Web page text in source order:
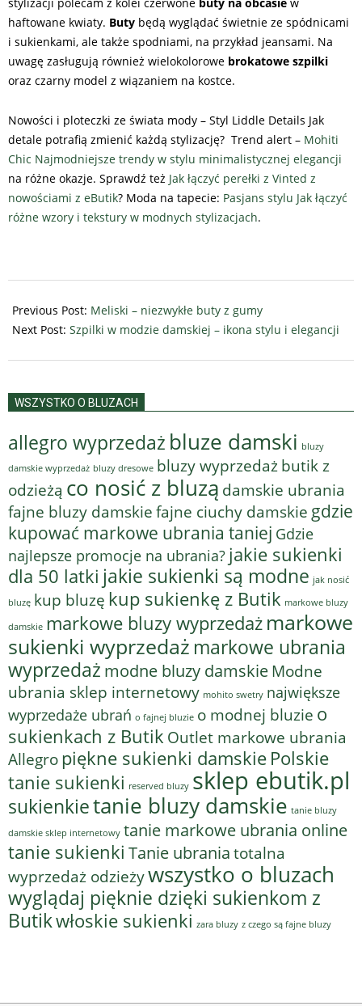
haftowane kwiaty. Buty będą wyglądać świetnie ze spódnicami
i sukienkami, ale także spodniami, na przykład jeansami. Na
uwagę zasługują również wielokolorowe brokatowe szpilki
oraz czarny model z wiązaniem na kostce.
Nowości i ploteczki ze świata mody – Styl Liddle Details Jak
detale potrafią zmienić każdą stylizację? Trend alert – Mohiti
Chic Najmodniejsze trendy w stylu minimalistycznej elegancji
na różne okazje. Sprawdź też Jak łączyć perełki z Vinted z
nowościami z eButik? Moda na tapecie: Pasjans stylu Jak łączyć
różne wzory i tekstury w modnych stylizacjach.
01-
27
Previous Post: Meliski – niezwykłe buty z gumy
Next Post: Szpilki w modzie damskiej – ikona stylu i elegancji
WSZYSTKO O BLUZACH
allegro wyprzedaż bluze damski bluzy
damskie wyprzedaż bluzy dresowe bluzy wyprzedaż butik z
odzieżą co nosić z bluzą damskie ubrania
fajne bluzy damskiefajne ciuchy damskie gdzie
kupować markowe ubrania taniej Gdzie
najlepsze promocje na ubrania? jakie sukienki
dla 50 latki jakie sukienki są modne jak nosić
bluzę kup bluzę kup sukienkę z Butik markowe bluzy
damskie markowe bluzy wyprzedaż markowe
sukienki wyprzedaż markowe ubrania
wyprzedaż modne bluzy damskie Modne
ubrania sklep internetowy mohito swetry największe
wyprzedaże ubrań o fajnej bluzie o modnej bluzie o
sukienkach z Butik Outlet markowe ubrania
Allegropiękne sukienki damskie Polskie
tanie sukienki reserved bluzy sklep ebutik.pl
sukienkietanie bluzy damskie tanie bluzy
damskie sklep internetowy tanie markowe ubrania online
tanie sukienki Tanie ubrania totalna
wyprzedaż odzieżywszystko o bluzach
wyglądaj pięknie dzięki sukienkom z
Butikwłoskie sukienki zara bluzy z czego są fajne bluzy